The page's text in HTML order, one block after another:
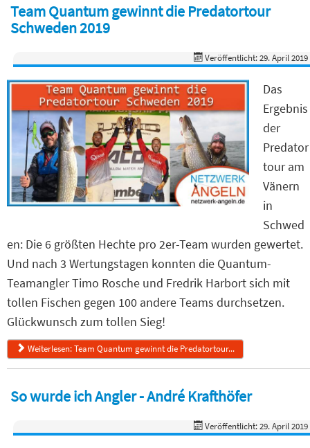
Team Quantum gewinnt die Predatortour
Schweden 2019
Veröffentlicht: 29. April 2019
Das
Ergebnis
der
Predator
tour am
Vänern
in
Schwed
en: Die 6 größten Hechte pro 2er-Team wurden gewertet.
Und nach 3 Wertungstagen konnten die Quantum-
Teamangler Timo Rosche und Fredrik Harbort sich mit
tollen Fischen gegen 100 andere Teams durchsetzen.
Glückwunsch zum tollen Sieg!
Weiterlesen: Team Quantum gewinnt die Predatortour...
So wurde ich Angler - André Krafthöfer
Veröffentlicht: 29. April 2019